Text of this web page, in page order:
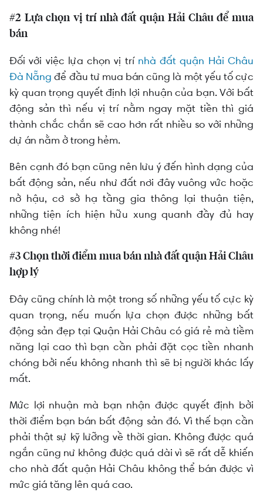
#2 Lựa chọn vị trí nhà đất quận Hải Châu để mua
bán
Đối với việc lựa chọn vị trí nhà đất quận Hải Châu
Đà Nẵng để đầu tư mua bán cũng là một yếu tố cực
kỳ quan trọng quyết định lợi nhuận của bạn. Với bất
động sản thì nếu vị trí nằm ngay mặt tiền thì giá
thành chắc chắn sẽ cao hơn rất nhiều so với những
dự án nằm ở trong hẻm.
Bên cạnh đó bạn cũng nên lưu ý đến hình dạng của
bất động sản, nếu như đất nơi đây vuông vức hoặc
nở hậu, cơ sở hạ tầng gia thông lại thuận tiện,
những tiện ích hiện hữu xung quanh đầy đủ hay
không nhé!
#3 Chọn thời điểm mua bán nhà đất quận Hải Châu
hợp lý
Đây cũng chính là một trong số những yếu tố cực kỳ
quan trọng, nếu muốn lựa chọn được những bất
động sản đẹp tại Quận Hải Châu có giá rẻ mà tiềm
năng lại cao thì bạn cần phải đặt cọc tiền nhanh
chóng bởi nếu không nhanh thì sẽ bị người khác lấy
mất.
Mức lợi nhuận mà bạn nhận được quyết định bởi
thời điểm bạn bán bất động sản đó. Vì thế bạn cần
phải thật sự kỹ lưỡng về thời gian. Không được quá
ngắn cũng nư không được quá dài vì sẽ rất dễ khiến
cho nhà đất quận Hải Châu không thể bán được vì
mức giá tăng lên quá cao.